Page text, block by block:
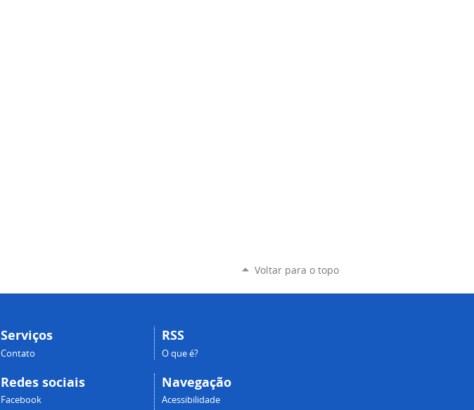
Voltar para o topo
Serviços
Contato
Redes sociais
Facebook
RSS
O que é?
Navegação
Acessibilidade